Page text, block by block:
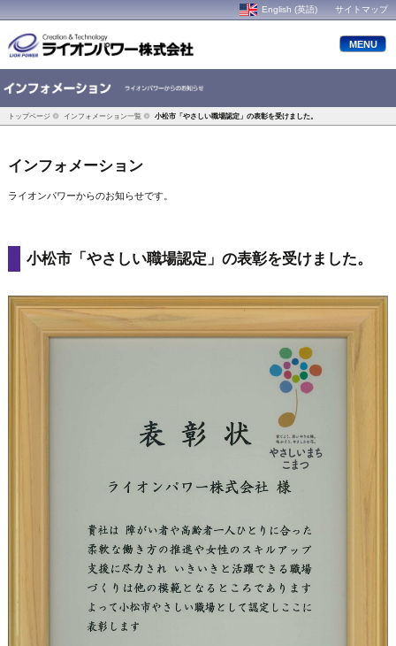
English (英語) サイトマップ
MENU
トップページ インフォメーション一覧 小松市「やさしい職場認定」の表彰を受けました。
インフォメーション
ライオンパワーからのお知らせです。
小松市「やさしい職場認定」の表彰を受けました。